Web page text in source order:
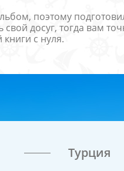
поэтому
досуг, тогда вам
с нуля.
Турция